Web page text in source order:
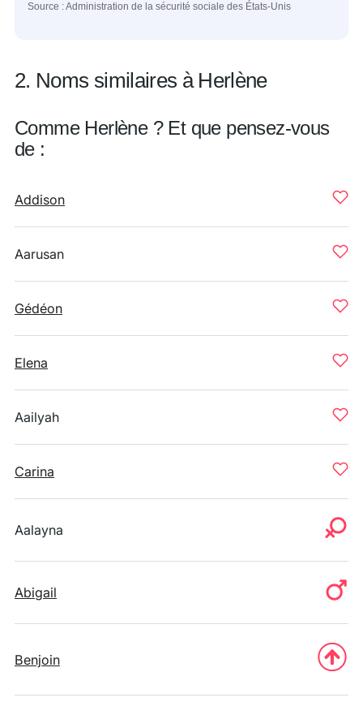
Source : Administration de la sécurité sociale des États-Unis
2. Noms similaires à Herlène
Comme Herlène ? Et que pensez-vous
de :
Addison
Aarusan
Gédéon
Elena
Aailyah
Carina
Aalayna
Abigail
Benjoin